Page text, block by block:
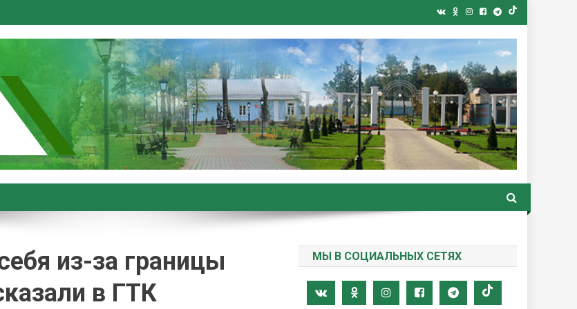
Хойник. Районная газета
из-за границы
в ГТК
МЫ В СОЦИАЛЬНЫХ СЕТЯХ